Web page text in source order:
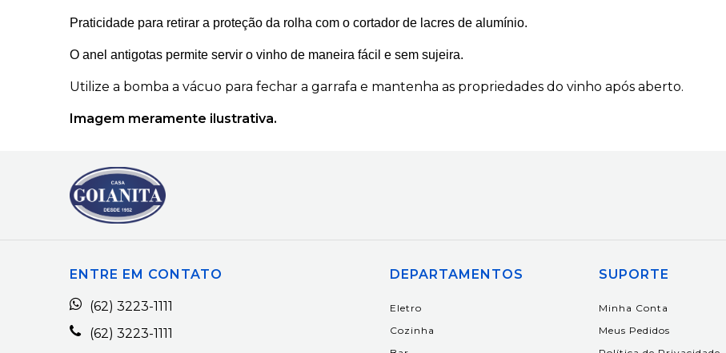
Praticidade para retirar a proteção da rolha com o cortador de lacres de alumínio.
O anel antigotas permite servir o vinho de maneira fácil e sem sujeira.
Utilize a bomba a vácuo para fechar a garrafa e mantenha as propriedades do vinho após aberto.
Imagem meramente ilustrativa.
ENTRE EM CONTATO
(62) 3223-1111
(62) 3223-1111
DEPARTAMENTOS
Eletro
Cozinha
SUPORTE
Minha Conta
Meus Pedidos